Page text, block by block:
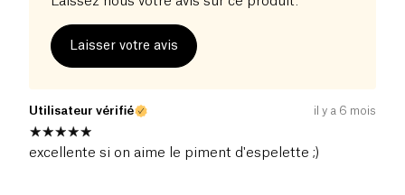
Laisser votre avis
Utilisateur vérifié il y a 6 mois
excellente si on aime le piment d'espelette ;)